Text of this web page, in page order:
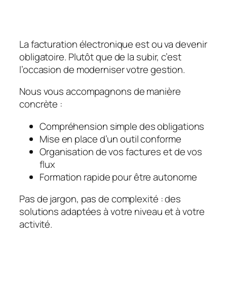
La facturation électronique est ou va devenir
obligatoire. Plutôt que de la subir, c’est
l’occasion de moderniser votre gestion.
Nous vous accompagnons de manière
concrète :
Compréhension simple des obligations
Mise en place d’un outil conforme
Organisation de vos factures et de vos
flux
Formation rapide pour être autonome
Pas de jargon, pas de complexité : des
solutions adaptées à votre niveau et à votre
activité.